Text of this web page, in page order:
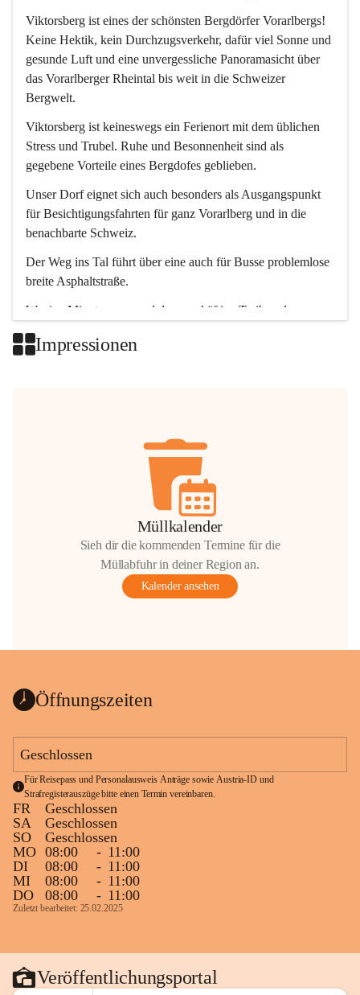
Viktorsberg ist eines der schönsten Bergdörfer Vorarlbergs!
Keine Hektik, kein Durchzugsverkehr, dafür viel Sonne und
gesunde Luft und eine unvergessliche Panoramasicht über
das Vorarlberger Rheintal bis weit in die Schweizer
Bergwelt.
Viktorsberg ist keineswegs ein Ferienort mit dem üblichen
Stress und Trubel. Ruhe und Besonnenheit sind als
gegebene Vorteile eines Bergdofes geblieben.
Unser Dorf eignet sich auch besonders als Ausgangspunkt
für Besichtigungsfahrten für ganz Vorarlberg und in die
benachbarte Schweiz.
Der Weg ins Tal führt über eine auch für Busse problemlose
breite Asphaltstraße.
Wenige Minuten nur, und das geschäftige Treiben der
Impressionen
Müllkalender
Sieh dir die kommenden Termine für die
Müllabfuhr in deiner Region an.
Kalender ansehen
Öffnungszeiten
Geschlossen
Für Reisepass und Personalausweis Anträge sowie Austria-ID und
Strafregisterauszüge bitte einen Termin vereinbaren.
FR
Geschlossen
SA
Geschlossen
SO
Geschlossen
MO 08:00 - 11:00
DI
08:00 - 11:00
MI
08:00 - 11:00
DO
08:00 - 11:00
Zuletzt bearbeitet: 25.02.2025
Veröffentlichungsportal